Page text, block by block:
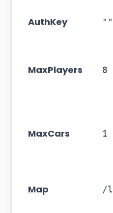
AuthKey ""
MaxPlayers 8
MaxCars 1
Map /